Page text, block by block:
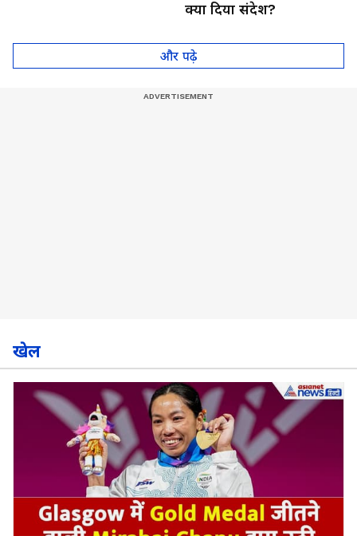
क्या दिया संदेश?
और पढ़े
खेल